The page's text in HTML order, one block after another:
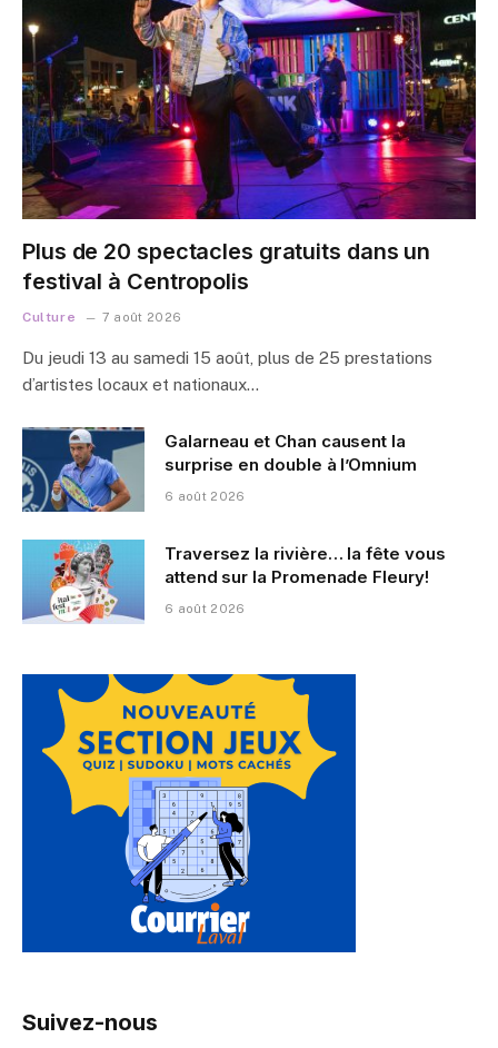
Plus de 20 spectacles gratuits dans un
festival à Centropolis
Culture 7 août 2026
Du jeudi 13 au samedi 15 août, plus de 25 prestations
d’artistes locaux et nationaux…
Galarneau et Chan causent la
surprise en double à l’Omnium
6 août 2026
Traversez la rivière… la fête vous
attend sur la Promenade Fleury!
6 août 2026
Suivez-nous